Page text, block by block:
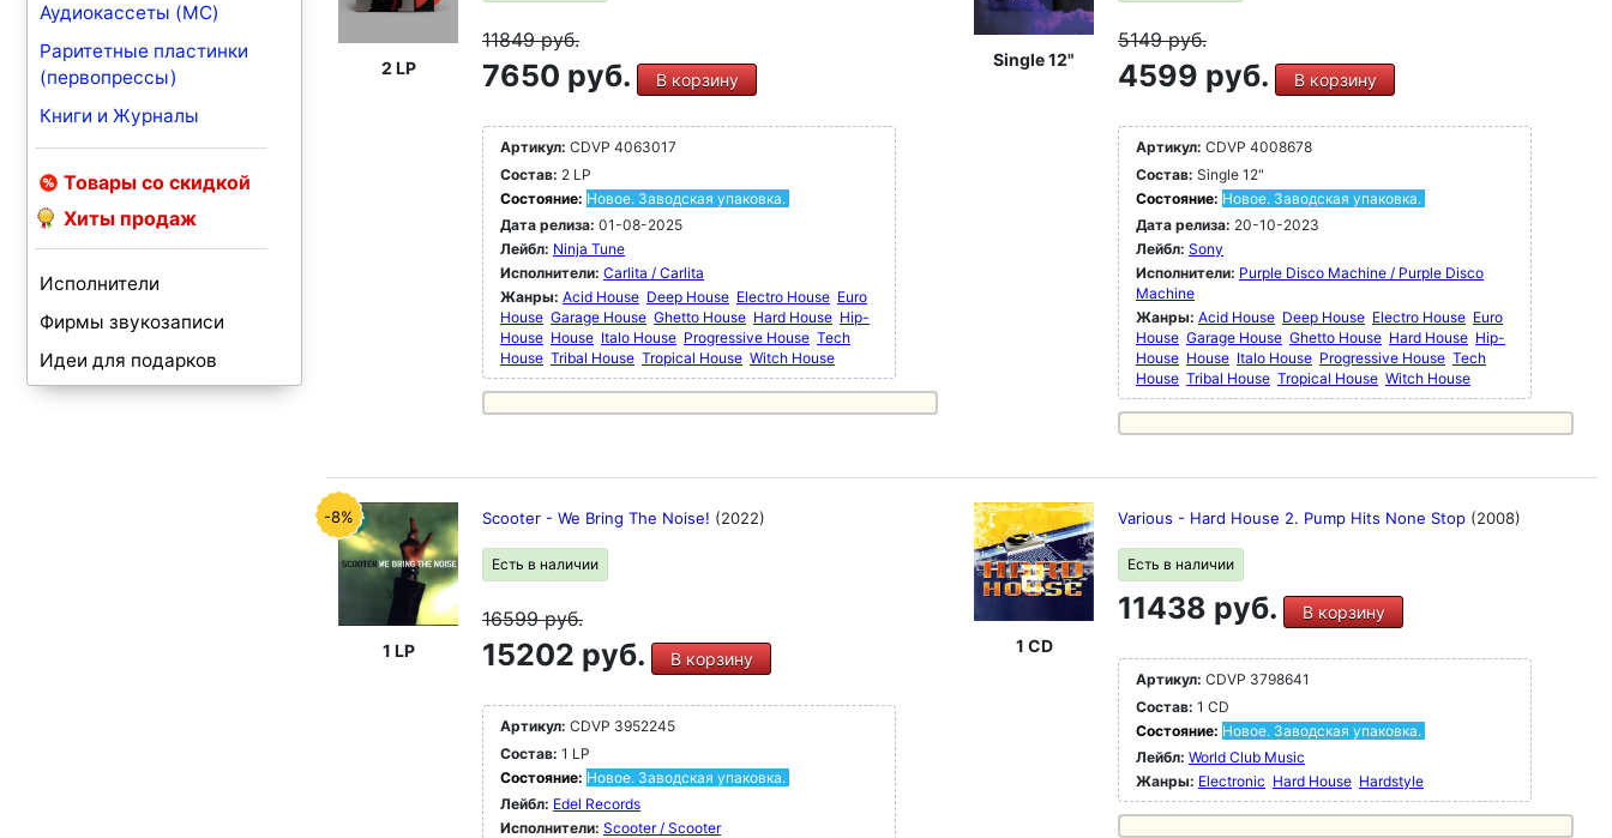
Аудиокассеты (MC)
Раритетные пластинки
(первопрессы)
Книги и Журналы
Товары со скидкой
Хиты продаж
Исполнители
Фирмы звукозаписи
Идеи для подарков
2 LP
11849руб.
7650 руб. В корзину
Артикул: CDVP 4063017
Состав: 2 LP
Состояние: Новое. Заводская упаковка.
Дата релиза: 01-08-2025
Лейбл: Ninja Tune
Исполнители: Carlita / Carlita
Жанры: Acid House Deep House Electro House Euro
House Garage House Ghetto House Hard House Hip-
House House Italo House Progressive House Tech
House Tribal House Tropical House Witch House
Single 12"
5149руб.
4599 руб. В корзину
Артикул: CDVP 4008678
Состав: Single 12"
Состояние: Новое. Заводская упаковка.
Дата релиза: 20-10-2023
Лейбл: Sony
Исполнители: Purple Disco Machine / Purple Disco
Machine
Жанры: Acid House Deep House Electro House Euro
House Garage House Ghetto House Hard House Hip-
House House Italo House Progressive House Tech
House Tribal House Tropical House Witch House
-8%
1 LP
Scooter - We Bring The Noise! (2022)
Есть в наличии
16599руб.
15202 руб. В корзину
Артикул: CDVP 3952245
Состав: 1 LP
Состояние: Новое. Заводская упаковка.
Лейбл: Edel Records
Исполнители: Scooter / Scooter
1 CD
Various - Hard House 2. Pump Hits None Stop (2008)
Есть в наличии
11438 руб. В корзину
Артикул: CDVP 3798641
Состав: 1 CD
Состояние: Новое. Заводская упаковка.
Лейбл: World Club Music
Жанры: Electronic Hard House Hardstyle